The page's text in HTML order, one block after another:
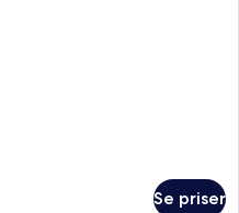
Se priser